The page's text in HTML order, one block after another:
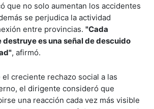
que no solo aumentan los accidentes
se perjudica la actividad
entre provincias. "Cada
destruye es una señal de descuido
, afirmó.
creciente rechazo social a las
el dirigente consideró que
una reacción cada vez más visible